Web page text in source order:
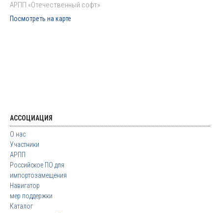
АРПП «Отечественный софт»
Посмотреть на карте
АССОЦИАЦИЯ
О нас
Участники
АРПП
Российское ПО для
импортозамещения
Навигатор
мер поддержки
Каталог